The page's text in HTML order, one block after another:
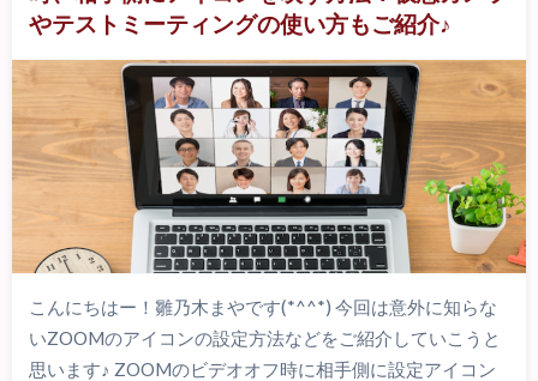
やテストミーティングの使い方もご紹介♪
こんにちはー！雛乃木まやです(*^^*) 今回は意外に知らな
いZOOMのアイコンの設定方法などをご紹介していこうと
思います♪ ZOOMのビデオオフ時に相手側に設定アイコン